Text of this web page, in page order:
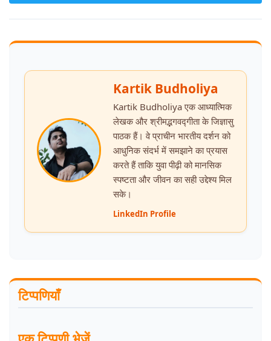
Kartik Budholiya
Kartik Budholiya एक आध्यात्मिक
लेखक और श्रीमद्भगवद्गीता के जिज्ञासु
पाठक हैं। वे प्राचीन भारतीय दर्शन को
आधुनिक संदर्भ में समझाने का प्रयास
करते हैं ताकि युवा पीढ़ी को मानसिक
स्पष्टता और जीवन का सही उद्देश्य मिल
सके।
LinkedIn Profile
टिप्पणियाँ